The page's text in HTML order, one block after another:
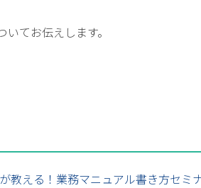
てお伝えします。
教える！業務マニュアル書き方セミ